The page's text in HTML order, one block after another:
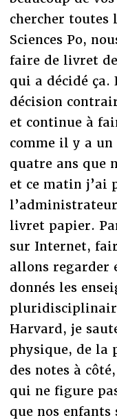
chercher toutes
Sciences Po,
faire de livret de
qui a décidé
décision
et continue à
comme il y a
quatre ans que
et ce matin j’ai
livret papier.
sur Internet,
allons regarder
donnés les
Harvard, je
physique, de la
des notes à
qui ne figure
que nos